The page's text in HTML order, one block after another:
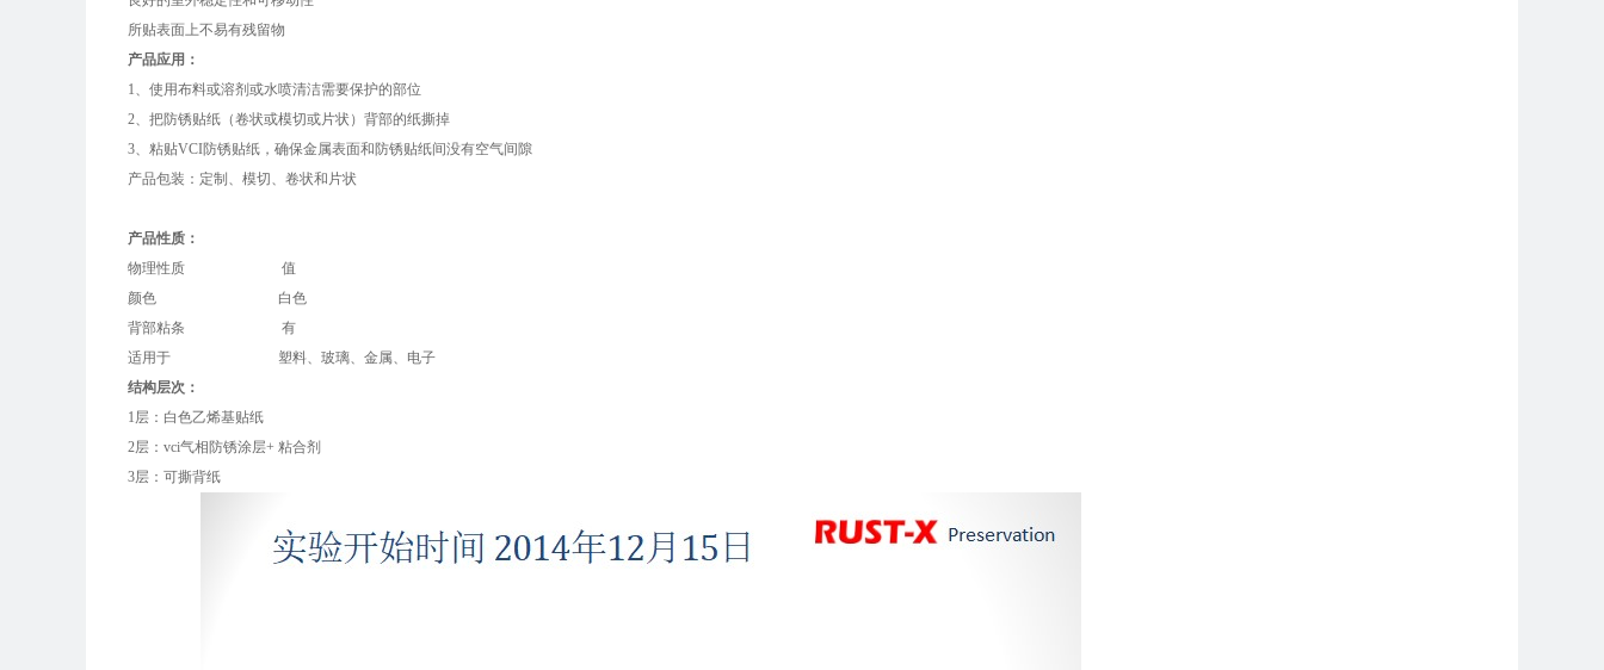
所贴表面上不易有残留物
产品应用：
1、使用布料或溶剂或水喷清洁需要保护的部位
2、把防锈贴纸（卷状或模切或片状）背部的纸撕掉
3、粘贴VCI防锈贴纸，确保金属表面和防锈贴纸间没有空气间隙
产品包装：定制、模切、卷状和片状
产品性质：
物理性质 值
颜色 白色
背部粘条 有
适用于 塑料、玻璃、金属、电子
结构层次：
1层：白色乙烯基贴纸
2层：vci气相防锈涂层+ 粘合剂
3层：可撕背纸